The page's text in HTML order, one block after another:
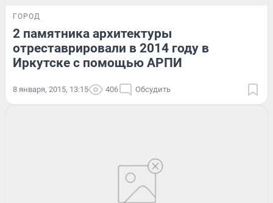
ГОРОД
2 памятника архитектуры
отреставрировали в 2014 году в
Иркутске с помощью АРПИ
8 января, 2015, 13:15 406 Обсудить